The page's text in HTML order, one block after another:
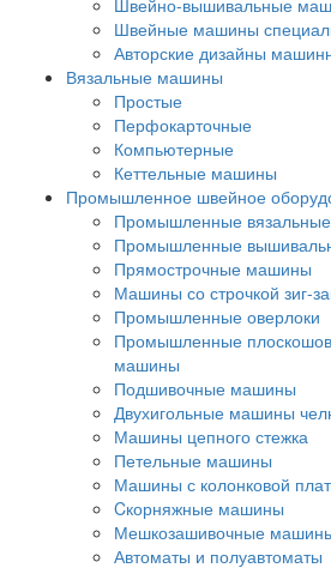
Швейно-вышивальные
Швейные машины
Авторские дизайны
Вязальные машины
Простые
Перфокарточные
Компьютерные
Кеттельные машины
Промышленное швейное
Промышленные
Промышленные
Прямострочные машины
Машины со строчкой зиг-
Промышленные оверлоки
Промышленные
машины
Подшивочные машины
Двухигольные машины
Машины цепного стежка
Петельные машины
Машины с колонковой
Cкорняжные машины
Мешкозашивочные
Автоматы и полуавтоматы